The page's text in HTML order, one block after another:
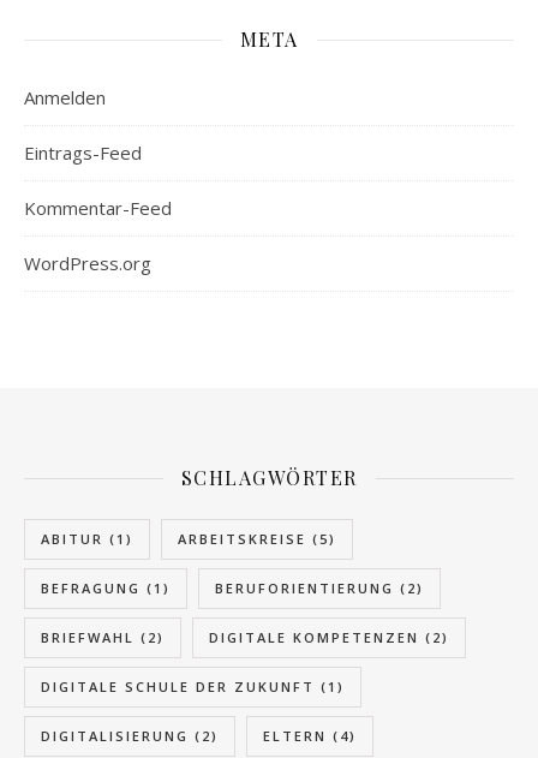
META
Anmelden
Eintrags-Feed
Kommentar-Feed
WordPress.org
SCHLAGWÖRTER
ABITUR (1) ARBEITSKREISE (5)
BEFRAGUNG (1) BERUFORIENTIERUNG (2)
BRIEFWAHL (2) DIGITALE KOMPETENZEN (2)
DIGITALE SCHULE DER ZUKUNFT (1)
DIGITALISIERUNG (2) ELTERN (4)